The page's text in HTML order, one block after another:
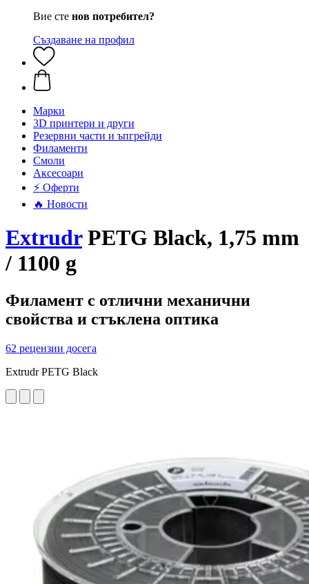
Вие сте нов потребител?
Създаване на профил
Mарки
3D принтери и други
Резервни части и ъпгрейди
Филаменти
Смоли
Аксесоари
⚡ Оферти
🔥 Новости
ExtrudrPETG Black, 1,75 mm
/ 1100 g
Филамент с отлични механични
свойства и стъклена оптика
62 рецензии досега
Extrudr PETG Black